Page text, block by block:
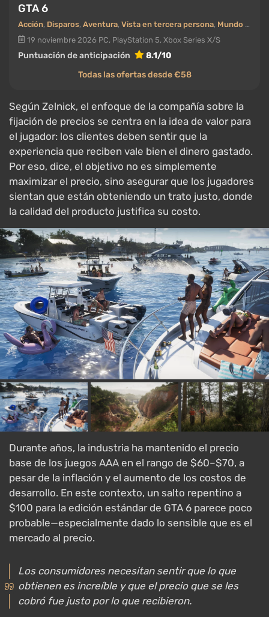
GTA 6
Acción, Disparos, Aventura, Vista en tercera persona, Mundo abierto
19 noviembre 2026 PC, PlayStation 5, Xbox Series X/S
Puntuación de anticipación
8.1/10
Todas las ofertas desde €58
Según Zelnick, el enfoque de la compañía sobre la
fijación de precios se centra en la idea de valor para
el jugador: los clientes deben sentir que la
experiencia que reciben vale bien el dinero gastado.
Por eso, dice, el objetivo no es simplemente
maximizar el precio, sino asegurar que los jugadores
sientan que están obteniendo un trato justo, donde
la calidad del producto justifica su costo.
Durante años, la industria ha mantenido el precio
base de los juegos AAA en el rango de $60–$70, a
pesar de la inflación y el aumento de los costos de
desarrollo. En este contexto, un salto repentino a
$100 para la edición estándar de GTA 6 parece poco
probable—especialmente dado lo sensible que es el
mercado al precio.
Los consumidores necesitan sentir que lo que
obtienen es increíble y que el precio que se les
cobró fue justo por lo que recibieron.